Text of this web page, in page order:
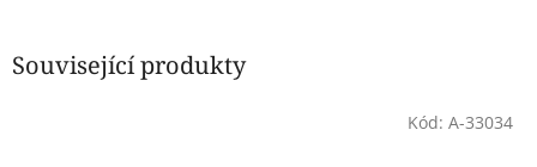
Související produkty
Kód: A-33034